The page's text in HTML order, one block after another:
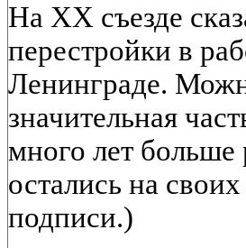
На XX съезде
перестройки в
Ленинграде.
значительная
много лет больше
остались на
подписи.)